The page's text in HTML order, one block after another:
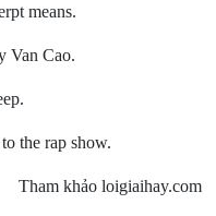
means.
Van Cao.
the rap show.
Tham khảo loigiaihay.com